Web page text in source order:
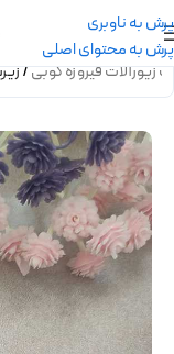
پرش به ناوبری
پرش به محتوای اصلی
زیورآلات فیروزه کوبی/